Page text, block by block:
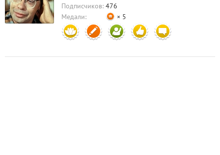
Подписчиков: 476
Медали:
× 5